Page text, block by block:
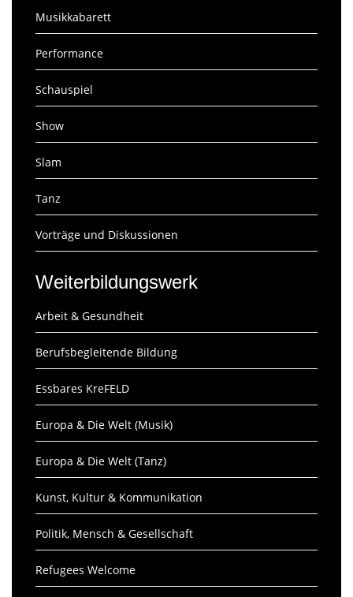
Musikkabarett
Performance
Schauspiel
Show
Slam
Tanz
Vorträge und Diskussionen
Weiterbildungswerk
Arbeit & Gesundheit
Berufsbegleitende Bildung
Essbares KreFELD
Europa & Die Welt (Musik)
Europa & Die Welt (Tanz)
Kunst, Kultur & Kommunikation
Politik, Mensch & Gesellschaft
Refugees Welcome